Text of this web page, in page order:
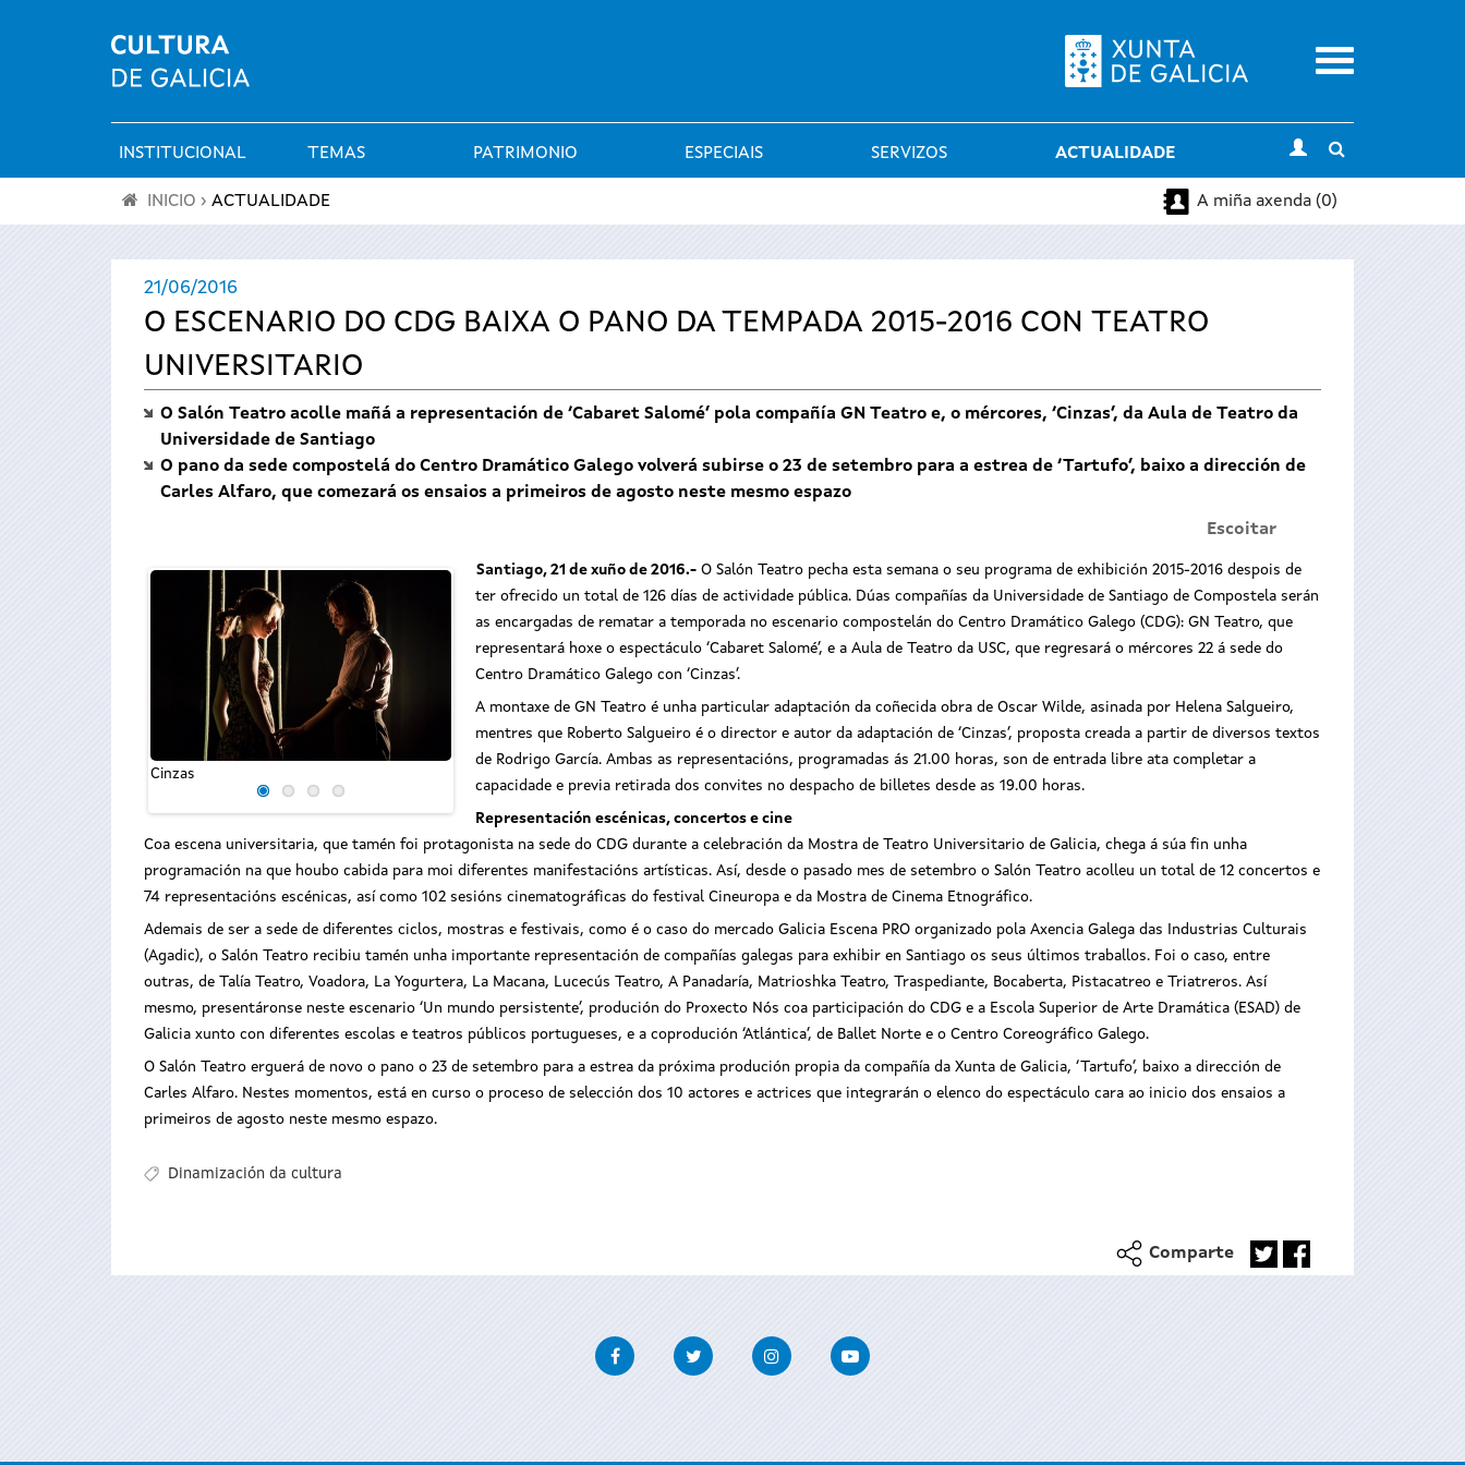
Menu
Menú
principal
INSTITUCIONAL TEMAS PATRIMONIO ESPECIAIS SERVIZOS ACTUALIDADE
search
está
INICIO › ACTUALIDADE A miña axenda (0)
21/06/2016
O ESCENARIO DO CDG BAIXA O PANO DA TEMPADA 2015-2016 CON TEATRO
UNIVERSITARIO
O Salón Teatro acolle mañá a representación de ‘Cabaret Salomé’ pola compañía GN Teatro e, o mércores, ‘Cinzas’, da Aula de Teatro da
Universidade de Santiago
O pano da sede compostelá do Centro Dramático Galego volverá subirse o 23 de setembro para a estrea de ‘Tartufo’, baixo a dirección de
Carles Alfaro, que comezará os ensaios a primeiros de agosto neste mesmo espazo
Escoitar
Cinzas
Cabaret Salomé
Cabaret Salomé
Cinzas
Santiago, 21 de xuño de 2016.- O Salón Teatro pecha esta semana o seu programa de exhibición 2015-2016 despois de
ter ofrecido un total de 126 días de actividade pública. Dúas compañías da Universidade de Santiago de Compostela serán
as encargadas de rematar a temporada no escenario compostelán do Centro Dramático Galego (CDG): GN Teatro, que
representará hoxe o espectáculo ‘Cabaret Salomé’, e a Aula de Teatro da USC, que regresará o mércores 22 á sede do
Centro Dramático Galego con ‘Cinzas’.
A montaxe de GN Teatro é unha particular adaptación da coñecida obra de Oscar Wilde, asinada por Helena Salgueiro,
mentres que Roberto Salgueiro é o director e autor da adaptación de ‘Cinzas’, proposta creada a partir de diversos textos
de Rodrigo García. Ambas as representacións, programadas ás 21.00 horas, son de entrada libre ata completar a
capacidade e previa retirada dos convites no despacho de billetes desde as 19.00 horas.
Representación escénicas, concertos e cine
Coa escena universitaria, que tamén foi protagonista na sede do CDG durante a celebración da Mostra de Teatro Universitario de Galicia, chega á súa fin unha
programación na que houbo cabida para moi diferentes manifestacións artísticas. Así, desde o pasado mes de setembro o Salón Teatro acolleu un total de 12 concertos e
74 representacións escénicas, así como 102 sesións cinematográficas do festival Cineuropa e da Mostra de Cinema Etnográfico.
Ademais de ser a sede de diferentes ciclos, mostras e festivais, como é o caso do mercado Galicia Escena PRO organizado pola Axencia Galega das Industrias Culturais
(Agadic), o Salón Teatro recibiu tamén unha importante representación de compañías galegas para exhibir en Santiago os seus últimos traballos. Foi o caso, entre
outras, de Talía Teatro, Voadora, La Yogurtera, La Macana, Lucecús Teatro, A Panadaría, Matrioshka Teatro, Traspediante, Bocaberta, Pistacatreo e Triatreros. Así
mesmo, presentáronse neste escenario ‘Un mundo persistente’, produción do Proxecto Nós coa participación do CDG e a Escola Superior de Arte Dramática (ESAD) de
Galicia xunto con diferentes escolas e teatros públicos portugueses, e a coprodución ‘Atlántica’, de Ballet Norte e o Centro Coreográfico Galego.
O Salón Teatro erguerá de novo o pano o 23 de setembro para a estrea da próxima produción propia da compañía da Xunta de Galicia, ‘Tartufo’, baixo a dirección de
Carles Alfaro. Nestes momentos, está en curso o proceso de selección dos 10 actores e actrices que integrarán o elenco do espectáculo cara ao inicio dos ensaios a
primeiros de agosto neste mesmo espazo.
Dinamización da cultura
Comparte
FacebookTwitter InstagramYoutube